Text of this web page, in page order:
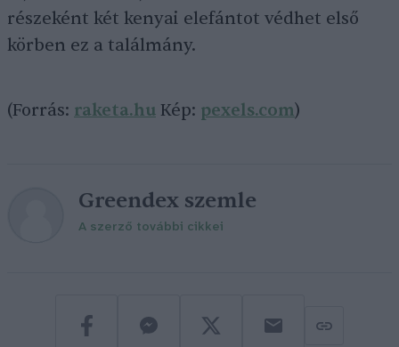
részeként két kenyai elefántot védhet első
körben ez a találmány.
(Forrás: raketa.hu Kép: pexels.com)
Greendex szemle
A szerző további cikkei